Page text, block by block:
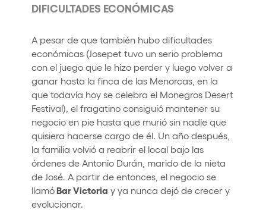
DIFICULTADES ECONÓMICAS
A pesar de que también hubo dificultades
económicas (Josepet tuvo un serio problema
con el juego que le hizo perder y luego volver a
ganar hasta la finca de las Menorcas, en la
que todavía hoy se celebra el Monegros Desert
Festival), el fragatino consiguió mantener su
negocio en pie hasta que murió sin nadie que
quisiera hacerse cargo de él. Un año después,
la familia volvió a reabrir el local bajo las
órdenes de Antonio Durán, marido de la nieta
de José. A partir de entonces, el negocio se
llamóBar Victoria y ya nunca dejó de crecer y
evolucionar.